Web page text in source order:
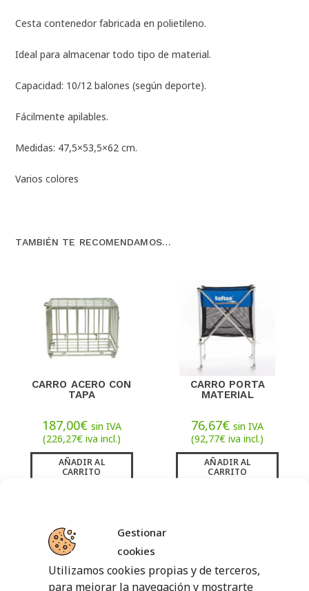
Gestionar
cookies
Utilizamos cookies propias y de terceros,
para mejorar la navegación y mostrarte
Cesta contenedor fabricada en polietileno.
Ideal para almacenar todo tipo de material.
Capacidad: 10/12 balones (según deporte).
Fácilmente apilables.
Medidas: 47,5×53,5×62 cm.
Varios colores
TAMBIÉN TE RECOMENDAMOS…
CARRO ACERO CON
TAPA
187,00€ sin IVA
(226,27€iva incl.)
AÑADIR AL
CARRITO
CARRO PORTA
MATERIAL
76,67€ sin IVA
(92,77€ iva incl.)
AÑADIR AL
CARRITO